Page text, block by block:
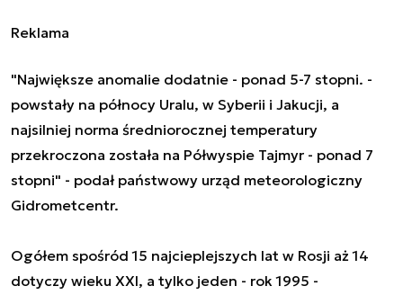
Reklama
"Największe anomalie dodatnie - ponad 5-7 stopni. -
powstały na północy Uralu, w Syberii i Jakucji, a
najsilniej norma średniorocznej temperatury
przekroczona została na Półwyspie Tajmyr - ponad 7
stopni" - podał państwowy urząd meteorologiczny
Gidrometcentr.
Ogółem spośród 15 najcieplejszych lat w Rosji aż 14
dotyczy wieku XXI, a tylko jeden - rok 1995 -